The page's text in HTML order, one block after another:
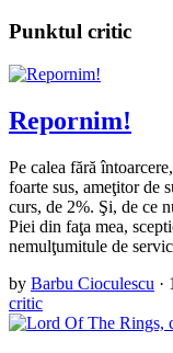
Punktul critic
Repornim!
Pe calea fără
foarte sus, ameţitor de
curs, de 2%. Şi, de ce
Piei din faţa mea,
nemulţumitule de
by Barbu Cioculescu ·
critic